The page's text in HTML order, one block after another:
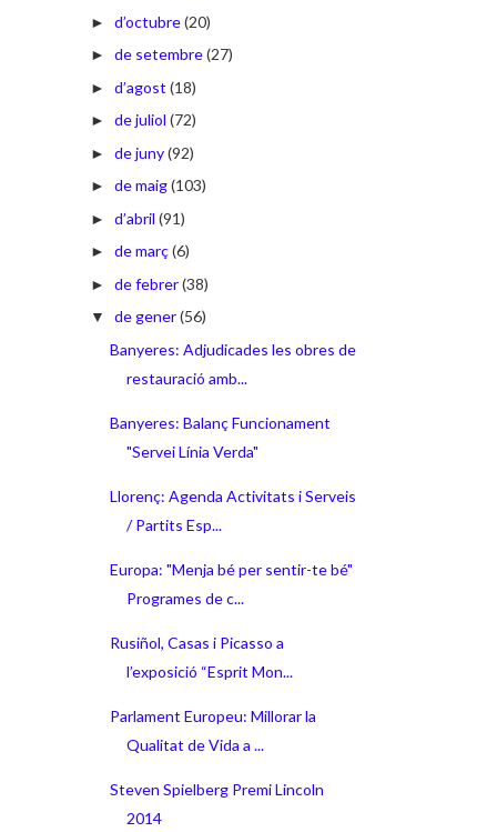
► d’octubre(20)
► de setembre(27)
► d’agost (18)
► de juliol (72)
► de juny(92)
► de maig(103)
► d’abril (91)
► de març(6)
► de febrer(38)
▼ de gener(56)
Banyeres: Adjudicades les obres de
restauració amb...
Banyeres: Balanç Funcionament
"Servei Línia Verda"
Llorenç: Agenda Activitats i Serveis
/ Partits Esp...
Europa: "Menja bé per sentir-te bé"
Programes de c...
Rusiñol, Casas i Picasso a
l’exposició “Esprit Mon...
Parlament Europeu: Millorar la
Qualitat de Vida a ...
Steven Spielberg Premi Lincoln
2014